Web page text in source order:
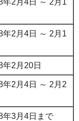
年2月4日 ～ 2月1
年2月4日 ～ 2月1
年2月20日
年2月4日 ～ 2月2
年3月4日まで